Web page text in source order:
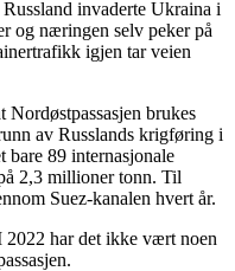
invaderte Ukraina i
og næringen selv peker på
igjen tar veien
Nordøstpassasjen brukes
av Russlands krigføring i
89 internasjonale
2,3 millioner tonn. Til
Suez-kanalen hvert år.
har det ikke vært noen